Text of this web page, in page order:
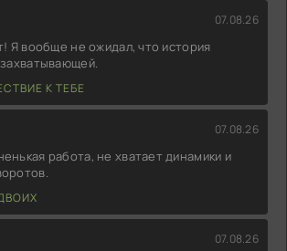
07.08.26
Я вообще не ожидал, что история
К ТЕБЕ
07.08.26
работа, не хватает динамики и
07.08.26